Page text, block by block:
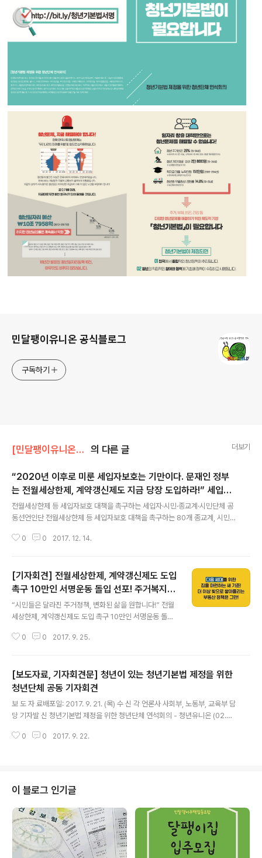
민달팽이유니온 공식블로그
구독하기
[민달팽이유니온]/* 보도자료, 기자회견, 논평 의 다른 글 더보기
“2020년 이후로 미룬 세입자보호는 기만이다. 문재인 정부
는 전월세상한제, 계약갱신제도 지금 당장 도입하라!” 세입자·
종교·시민단체 기자회견
전월세상한제 등 세입자보호 대책을 촉구하는 세입자·시민·종교계·시민단체 공
동선언인단 전월세상한제 등 세입자보호 대책을 촉구하는 80개 종교계, 시민단
열어 문재인 정부의 공약이기도 했던 전월세상한제와 계약갱신제도 등 임대차
한 세입자 보호라는 일부 진전된 부분도 있으나 실망스러운 부분이 더 많다. 위
험 수준에 이른 주거비 부담에 짓눌리고 있는 무주택 세입자들에게, 전월세 안
정을 위한 전월세상한제와 계약갱신청구권제는 더 이상 미룰 수 없는 우선순위
의 주거복지 정책이다. 문..
0 0 2017. 12. 14.
[기자회견] 전월세상한제, 계약갱신제도 도입
촉구 10만인 서명운동 돌입 선포! 주거복지로
드맵 제안 과제 발표!
“시민들은 달라진 주거정책, 변화된 삶을 원합니다!” 전월
세상한제, 계약갱신제도 도입 촉구 10만인 서명운동 돌입
발표 기자회견 9월 26일(화) 오전 11시, 광화문광장 이순
시 광화문광장에서 기자회견을 열어 국토부가 10월 중 발
표예정인 주거복지 로드맵에 꼭 반영되어야 할 제안과제를
전달하고 문재인 정부와 국토부에 주거시민단체들과 주거
복지 현장의 목소리를 전달하고자 합니다. 10월에 발표될
책의 방향을 설정하는 중요한 계획인만큼 세입자, 주거취
0 0 2017. 9. 25.
[보도자료, 기자회견문] 청년이 있는 청년기본법 제정을 위한
청년단체 공동 기자회견
보 도 자 료배포일: 2017. 9. 21. (목) 수 신 각 언론사 사회부, 노동부, 교육부 담
당 기자발 신 청년기본법 제정을 위한 청년단체 연석회의 - 청년유니온 (02.73
단체 공동 기자회견“실종된 청년정책을 찾습니다.” 전국청년정책네트워크, 청
흥청년아티스트, 청년고리, 서울청년정책네트워크, 제주청년네트워크, 고양청
년네트워크파티, 우리미래,..
0 0 2017. 9. 22.
이 블로그 인기글